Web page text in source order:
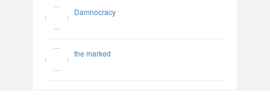
Damnocracy
the marked